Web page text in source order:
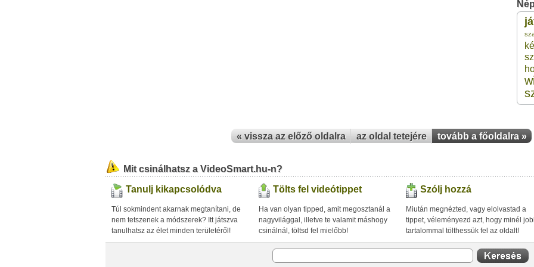
« vissza az előző oldalra az oldal tetejére tovább a főoldalra »
Mit csinálhatsz a VideoSmart.hu-n?
Tanulj kikapcsolódva
Túl sokmindent akarnak megtanítani, de
nem tetszenek a módszerek? Itt játszva
tanulhatsz az élet minden területéről!
Tölts fel videótippet
Ha van olyan tipped, amit megosztanál a
nagyvilággal, illetve te valamit máshogy
csinálnál, töltsd fel mielőbb!
Szólj hozzá
Miután megnézted, vagy elolvastad a
tippet, véleményezd azt, hogy minél
tartalommal tölthessük fel az oldalt!